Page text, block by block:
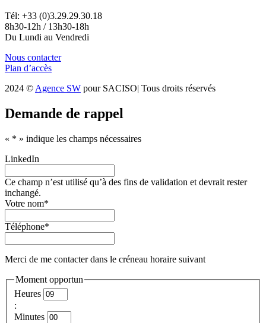
Tél: +33 (0)3.29.29.30.18
8h30-12h / 13h30-18h
Du Lundi au Vendredi
Nous contacter
Plan d’accès
2024 © Agence SW pour SACISO| Tous droits réservés
Demande de rappel
« * » indique les champs nécessaires
LinkedIn
Ce champ n’est utilisé qu’à des fins de validation et devrait rester
inchangé.
Votre nom*
Téléphone*
Merci de me contacter dans le créneau horaire suivant
Moment opportun
Heures
:
Minutes